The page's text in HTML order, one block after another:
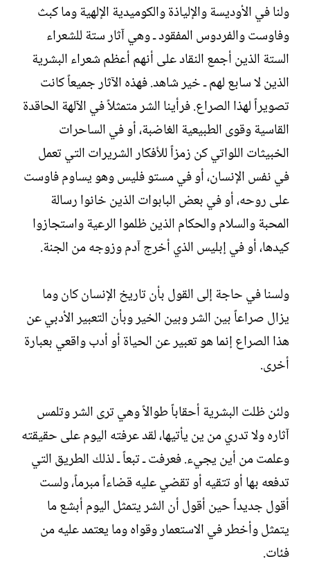
ولنا في الأوديسة والإلياذة والكوميدية الإلهية وما كبث
وفاوست والفردوس المفقود ـ وهي آثار ستة للشعراء
الستة الذين أجمع النقاد على أنهم أعظم شعراء البشرية
الذين لا سابع لهم ـ خير شاهد. فهذه الآثار جميعاً كانت
تصويراً لهذا الصراع. فرأينا الشر متمثلاً في الآلهة الحاقدة
القاسية وقوى الطبيعية الغاضبة، أو في الساحرات
الخبيثات اللواتي كن زمزاً للأفكار الشريرات التي تعمل
في نفس الإنسان، أو في مستو فليس وهو يساوم فاوست
على روحه، أو في بعض البابوات الذين خانوا رسالة
المحبة والسلام والحكام الذين ظلموا الرعية واستجازوا
كيدها، أو في إبليس الذي أخرج آدم وزوجه من الجنة.‏
ولسنا في حاجة إلى القول بأن تاريخ الإنسان كان وما
يزال صراعاً بين الشر وبين الخير وبأن التعبير الأدبي عن
هذا الصراع إنما هو تعبير عن الحياة أو أدب واقعي بعبارة
أخرى.‏
ولئن ظلت البشرية أحقاباً طوالاً وهي ترى الشر وتلمس
آثاره ولا تدري من ين يأتيها، لقد عرفته اليوم على حقيقته
وعلمت من أين يجيء. فعرفت ـ تبعاً ـ لذلك الطريق التي
تدفعه بها أو تتقيه أو تقضي عليه قضاءاً مبرماً، ولست
أقول جديداً حين أقول أن الشر يتمثل اليوم أبشع ما
يتمثل وأخطر في الاستعمار وقواه وما يعتمد عليه من
فئات.‏